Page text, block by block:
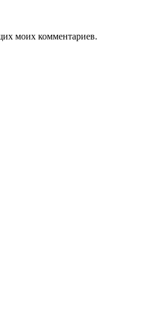
моих комментариев.